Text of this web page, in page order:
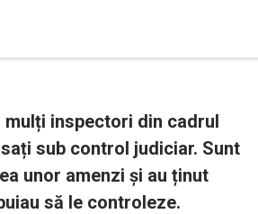
mulți inspectori din cadrul
sub control judiciar. Sunt
unor amenzi și au ținut
să le controleze.